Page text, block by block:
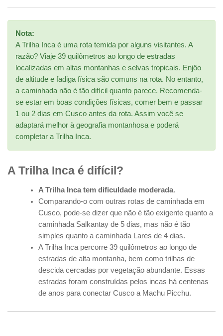
Nota:
A Trilha Inca é uma rota temida por alguns visitantes. A
razão? Viaje 39 quilômetros ao longo de estradas
localizadas em altas montanhas e selvas tropicais. Enjôo
de altitude e fadiga física são comuns na rota. No entanto,
a caminhada não é tão difícil quanto parece. Recomenda-
se estar em boas condições físicas, comer bem e passar
1 ou 2 dias em Cusco antes da rota. Assim você se
adaptará melhor à geografia montanhosa e poderá
completar a Trilha Inca.
A Trilha Inca é difícil?
A Trilha Inca tem dificuldade moderada.
Comparando-o com outras rotas de caminhada em
Cusco, pode-se dizer que não é tão exigente quanto a
caminhada Salkantay de 5 dias, mas não é tão
simples quanto a caminhada Lares de 4 dias.
A Trilha Inca percorre 39 quilômetros ao longo de
estradas de alta montanha, bem como trilhas de
descida cercadas por vegetação abundante. Essas
estradas foram construídas pelos incas há centenas
de anos para conectar Cusco a Machu Picchu.